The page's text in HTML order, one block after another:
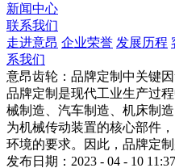
新闻中心
联系我们
走进意昂 企业荣誉 发展历程
系我们
意昂齿轮：品牌定制中关键
品牌定制是现代工业生产过
械制造、汽车制造、机床制
为机械传动装置的核心部件
环境的要求。因此，品牌定
发布日期：2023 - 04 - 10